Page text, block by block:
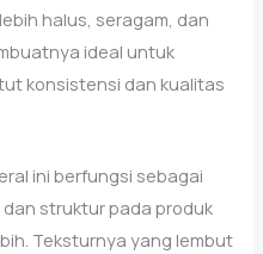
halus, seragam, dan
ideal untuk
konsistensi dan kualitas
ini berfungsi sebagai
struktur pada produk
Teksturnya yang lembut